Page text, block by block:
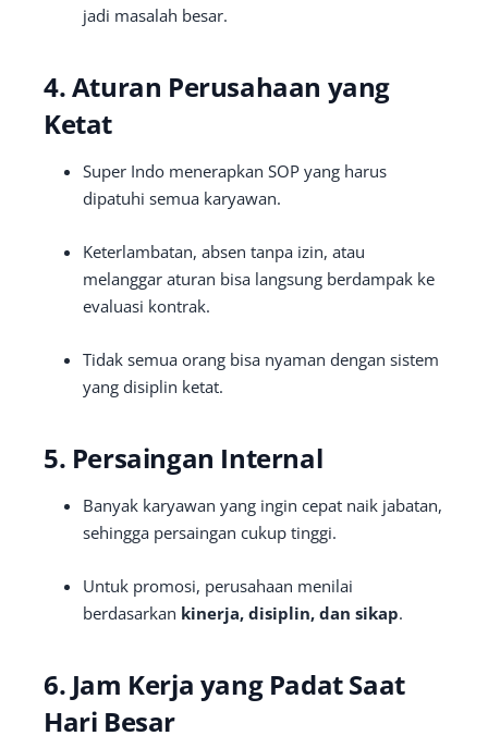
jadi masalah besar.
4. Aturan Perusahaan yang
Ketat
Super Indo menerapkan SOP yang harus
dipatuhi semua karyawan.
Keterlambatan, absen tanpa izin, atau
melanggar aturan bisa langsung berdampak ke
evaluasi kontrak.
Tidak semua orang bisa nyaman dengan sistem
yang disiplin ketat.
5. Persaingan Internal
Banyak karyawan yang ingin cepat naik jabatan,
sehingga persaingan cukup tinggi.
Untuk promosi, perusahaan menilai
berdasarkan kinerja, disiplin, dan sikap.
6. Jam Kerja yang Padat Saat
Hari Besar